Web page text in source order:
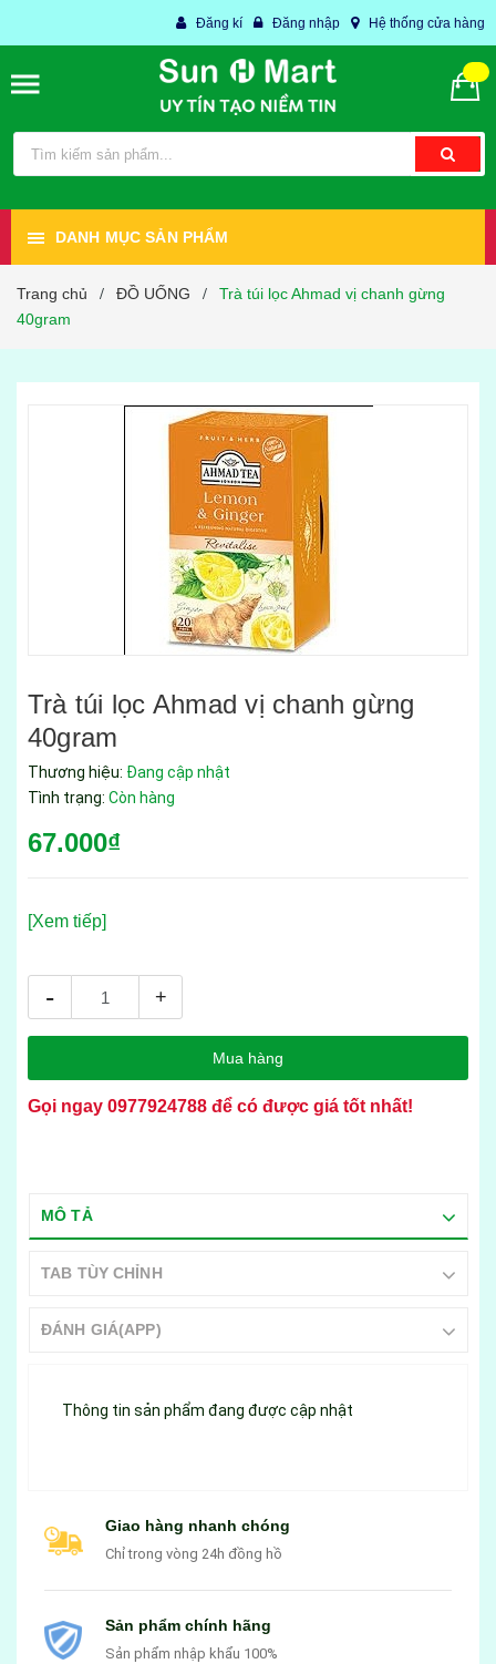
Đăng kí Đăng nhập Hệ thống cửa hàng
DANH MỤC SẢN PHẨM
Trang chủ / ĐỒ UỐNG /
Trà túi lọc Ahmad vị chanh gừng
40gram
Trà túi lọc Ahmad vị chanh gừng
40gram
Thương hiệu: Đang cập nhật
Tình trạng: Còn hàng
67.000₫
[Xem tiếp]
- +
Mua hàng
Gọi ngay 0977924788 để có được giá tốt nhất!
MÔ TẢ
TAB TÙY CHỈNH
ĐÁNH GIÁ(APP)
Thông tin sản phẩm đang được cập nhật
Giao hàng nhanh chóng
Chỉ trong vòng 24h đồng hồ
Sản phẩm chính hãng
Sản phẩm nhập khẩu 100%